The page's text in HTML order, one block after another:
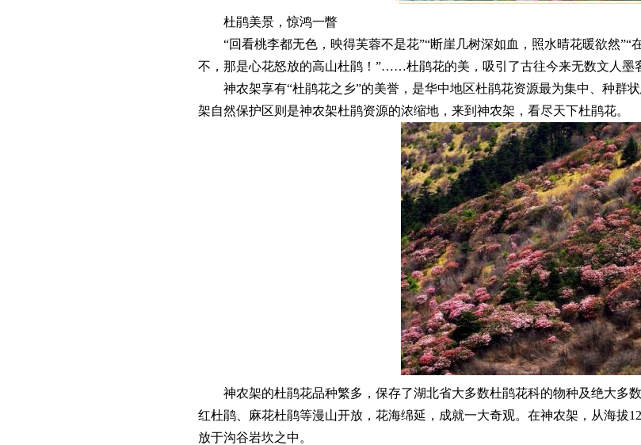
杜鹃美景，惊鸿一瞥
“回看桃李都无色，映得芙蓉不是花”“断崖几树深如血，照水晴花暖欲然
不，那是心花怒放的高山杜鹃！”……杜鹃花的美，吸引了古往今来无数文人墨
神农架享有“杜鹃花之乡”的美誉，是华中地区杜鹃花资源最为集中、种群
架自然保护区则是神农架杜鹃资源的浓缩地，来到神农架，看尽天下杜鹃花。
神农架的杜鹃花品种繁多，保存了湖北省大多数杜鹃花科的物种及绝大多
红杜鹃、麻花杜鹃等漫山开放，花海绵延，成就一大奇观。在神农架，从海拔
放于沟谷岩坎之中。